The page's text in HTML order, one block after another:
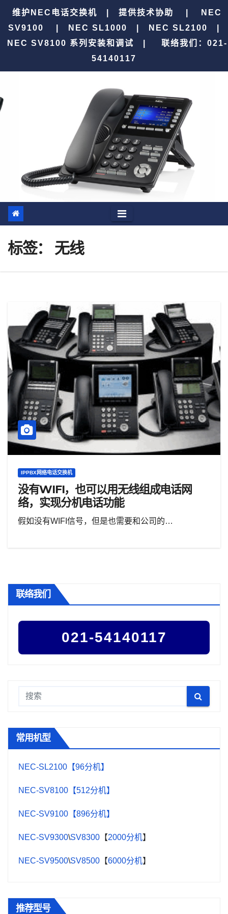
维护NEC电话交换机 | 提供技术协助 | NEC
SV9100 | NEC SL1000 | NEC SL2100 |
NEC SV8100 系列安装和调试 |
联络我们：021-
54140117
标签： 无线
IPPBX网络电话交换机
没有WIFI，也可以用无线组成电话网
络，实现分机电话功能
假如没有WIFI信号，但是也需要和公司的…
联络我们
021-54140117
常用机型
NEC-SL2100【96分机】
NEC-SV8100【512分机】
NEC-SV9100【896分机】
NEC-SV9300\SV8300 【2000分机】
NEC-SV9500\SV8500 【6000分机】
推荐型号